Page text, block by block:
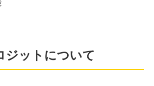
ジットについて